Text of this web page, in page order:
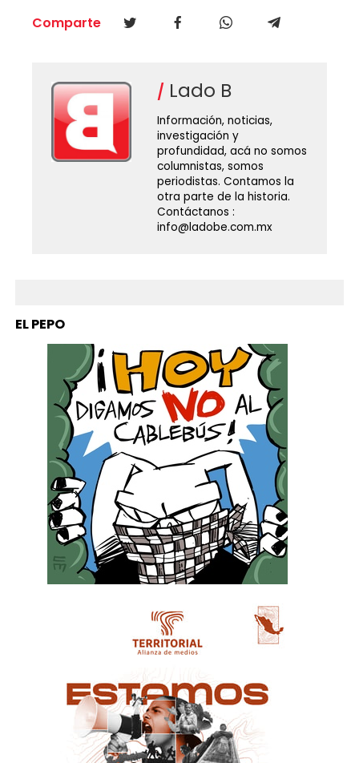
Comparte
Lado B
Información, noticias,
investigación y
profundidad, acá no somos
columnistas, somos
periodistas. Contamos la
otra parte de la historia.
Contáctanos :
info@ladobe.com.mx
EL PEPO